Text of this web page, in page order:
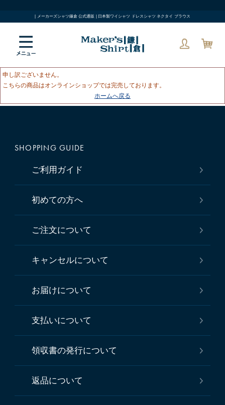
| メーカーズシャツ鎌倉 公式通販 | 日本製ワイシャツ ドレスシャツ ネクタイ ブラウス
申し訳ございません。
こちらの商品はオンラインショップでは完売しております。
ホームへ戻る
SHOPPING GUIDE
ご利用ガイド
初めての方へ
ご注文について
キャンセルについて
お届けについて
支払いについて
領収書の発行について
返品について